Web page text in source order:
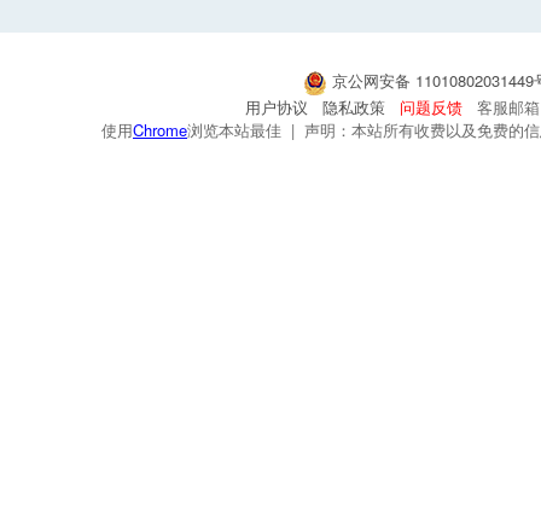
京公网安备
用户协议
隐私政策 问题反馈
客服邮
使用Chrome浏览本站最佳 | 声明：本站所有收费以及免费的